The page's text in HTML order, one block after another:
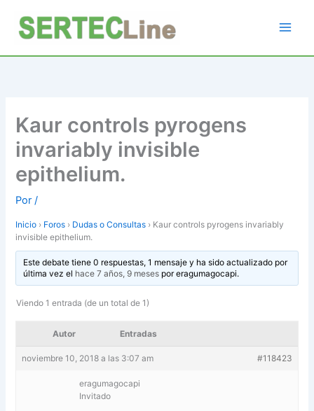
contenido
Kaur controls pyrogens
invariably invisible
epithelium.
Por/
Inicio › Foros › Dudas o Consultas › Kaur controls pyrogens invariably
invisible epithelium.
Este debate tiene 0 respuestas, 1 mensaje y ha sido actualizado por
última vez el hace 7 años, 9 mesesporeragumagocapi.
Viendo 1 entrada (de un total de 1)
Autor Entradas
noviembre 10, 2018 a las 3:07 am #118423
eragumagocapi
Invitado